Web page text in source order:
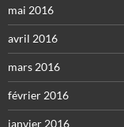
mai 2016
avril 2016
mars 2016
février 2016
janvier 2016